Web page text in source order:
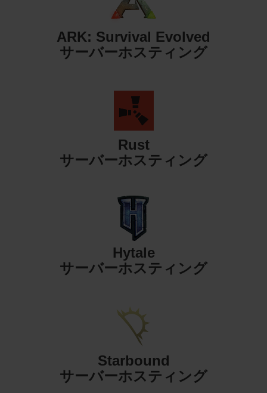
ARK: Survival Evolved
サーバーホスティング
Rust
サーバーホスティング
Hytale
サーバーホスティング
Starbound
サーバーホスティング